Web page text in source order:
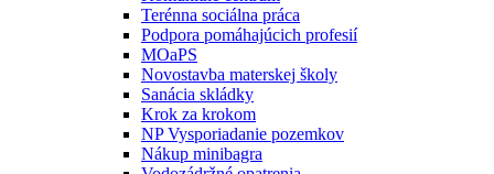
Terénna sociálna práca
Podpora pomáhajúcich profesií
MOaPS
Novostavba materskej školy
Sanácia skládky
Krok za krokom
NP Vysporiadanie pozemkov
Nákup minibagra